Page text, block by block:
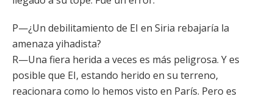
P—¿Un debilitamiento de EI en Siria rebajaría la
amenaza yihadista?
R—Una fiera herida a veces es más peligrosa. Y es
posible que EI, estando herido en su terreno,
reacionara como lo hemos visto en París. Pero es